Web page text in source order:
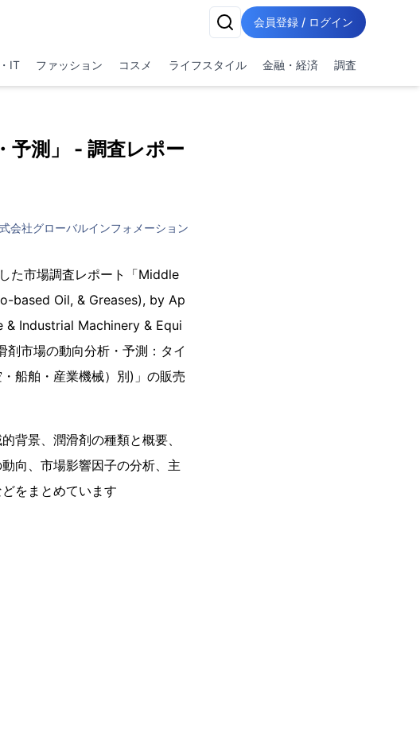
会員登録 / ログイン
IT ファッション コスメ ライフスタイル 金融・経済 調査
予測」 - 調査レポー
会社グローバルインフォメーション
た市場調査レポート「Middle
based Oil, & Greases), by Ap
Industrial Machinery & Equi
市場の動向分析・予測：タイ
船舶・産業機械）別)」の販売
背景、潤滑剤の種類と概要、
向、市場影響因子の分析、主
をまとめています